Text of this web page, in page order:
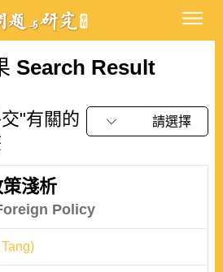
Search Result
"有關的
請選擇
淺析
Policy